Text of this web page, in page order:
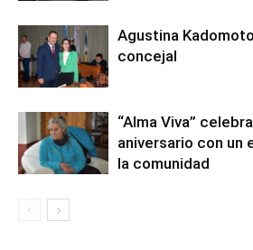
Agustina
concejal
“Alma Viva”
aniversario con un
la comunidad